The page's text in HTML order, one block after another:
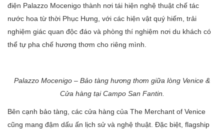
điện Palazzo Mocenigo thành nơi tái hiện nghệ thuật chế tác
nước hoa từ thời Phục Hưng, với các hiện vật quý hiếm, trải
nghiệm giác quan độc đáo và phòng thí nghiệm nơi du khách có
thể tự pha chế hương thơm cho riêng mình.
Palazzo Mocenigo – Bảo tàng hương thơm giữa lòng Venice &
Cửa hàng tại Campo San Fantin.
Bên cạnh bảo tàng, các cửa hàng của The Merchant of Venice
cũng mang đậm dấu ấn lịch sử và nghệ thuật. Đặc biệt, flagship